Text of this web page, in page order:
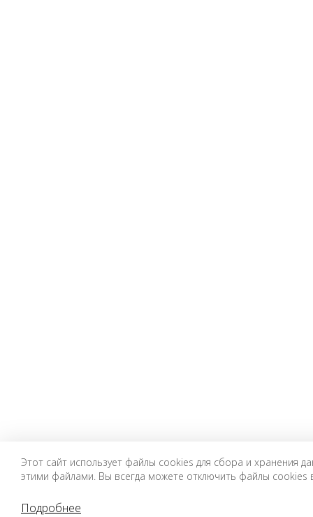
Этот сайт использует файлы cookies для сбора и хранения
этими файлами. Вы всегда можете отключить файлы cookies
Подробнее